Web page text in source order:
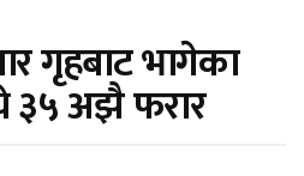
गृहबाट भागेका
३५ अझै फरार